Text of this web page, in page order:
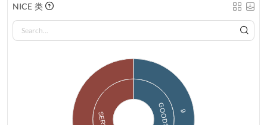
NICE 类
GOODS 9